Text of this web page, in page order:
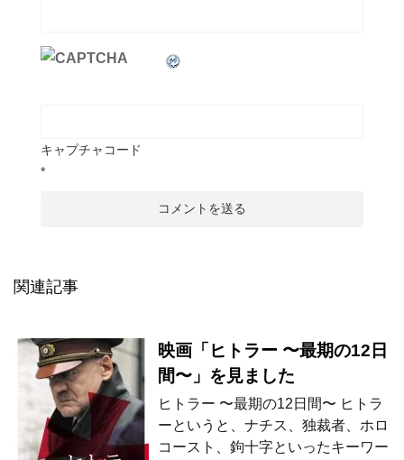
キャプチャコード
*
関連記事
映画「ヒトラー 〜最期の12日
間〜」を見ました
ヒトラー 〜最期の12日間〜 ヒトラ
ーというと、ナチス、独裁者、ホロ
コースト、鉤十字といったキーワー